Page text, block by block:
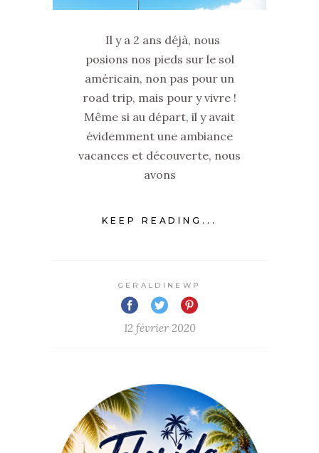
Il y a 2 ans déjà, nous
posions nos pieds sur le sol
américain, non pas pour un
road trip, mais pour y vivre !
Même si au départ, il y avait
évidemment une ambiance
vacances et découverte, nous
avons
KEEP READING...
GERALDINEWP
12 février 2020